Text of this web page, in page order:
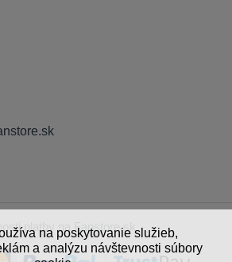
na poskytovanie služieb,
a analýzu návštevnosti súbory
platby na Fanstore.sk